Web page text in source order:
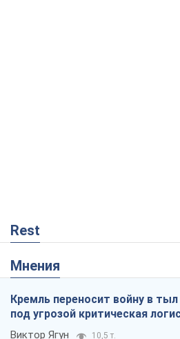
Rest
Мнения
Кремль переносит войну в
под угрозой критическая
Виктор Ягун 10,5 т.